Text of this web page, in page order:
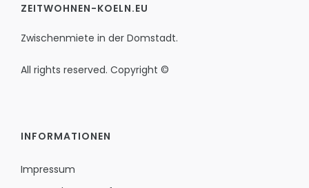
ZEITWOHNEN-KOELN.EU
Zwischenmiete in der Domstadt.
All rights reserved. Copyright ©
INFORMATIONEN
Impressum